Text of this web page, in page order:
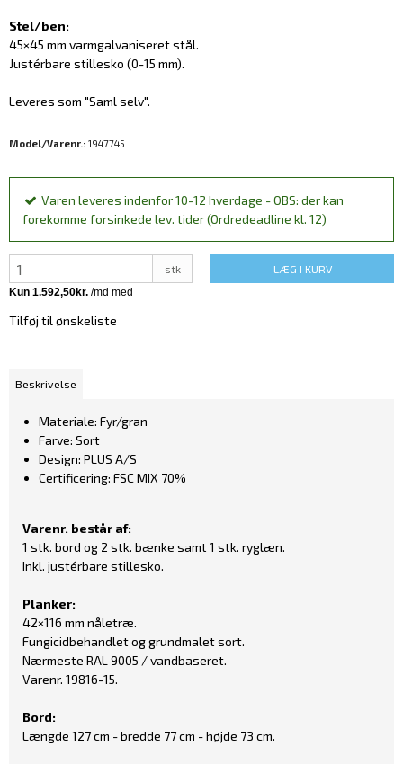
Stel/ben:
45×45 mm varmgalvaniseret stål.
Justérbare stillesko (0-15 mm).
Leveres som "Saml selv".
Model/Varenr.: 1947745
Varen leveres indenfor 10-12 hverdage - OBS: der kan
forekomme forsinkede lev. tider (Ordredeadline kl. 12)
stk LÆG I KURV
Tilføj til ønskeliste
Beskrivelse
Materiale: Fyr/gran
Farve: Sort
Design: PLUS A/S
Certificering: FSC MIX 70%
Varenr. består af:
​1 stk. bord og 2 stk. bænke samt 1 stk. ryglæn.
Inkl. justérbare stillesko.
Planker:
42×116 mm nåletræ.
Fungicidbehandletog grundmalet sort.
Nærmeste RAL 9005 / vandbaseret.
Varenr. 19816-15.
Bord:
Længde 127 cm - bredde 77 cm - højde 73 cm.